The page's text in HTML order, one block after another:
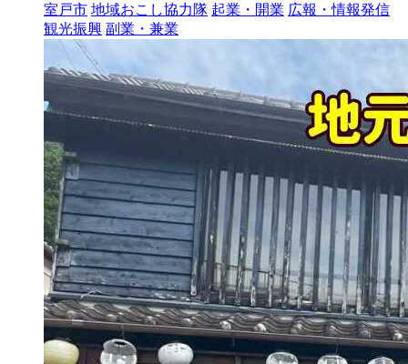
室戸市 地域おこし協力隊 起業・開業 広報・情報発信
観光振興 副業・兼業